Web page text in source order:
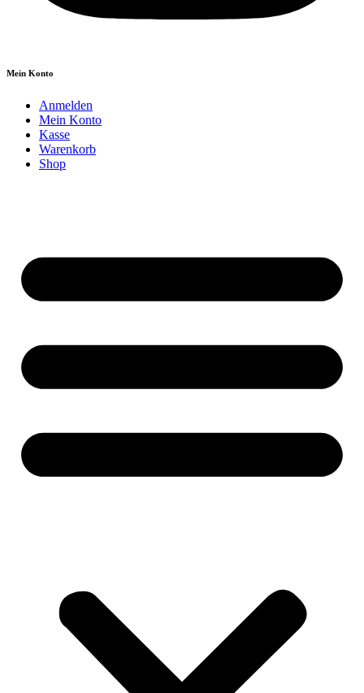
Mein Konto
Anmelden
Mein Konto
Kasse
Warenkorb
Shop